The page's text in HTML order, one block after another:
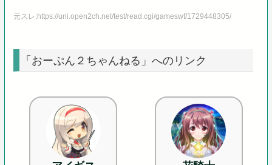
元スレ:https://uni.open2ch.net/test/read.cgi/gameswf/1729448305/
「おーぷん２ちゃんねる」へのリンク